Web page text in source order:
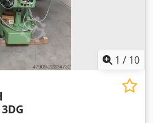
1 / 10